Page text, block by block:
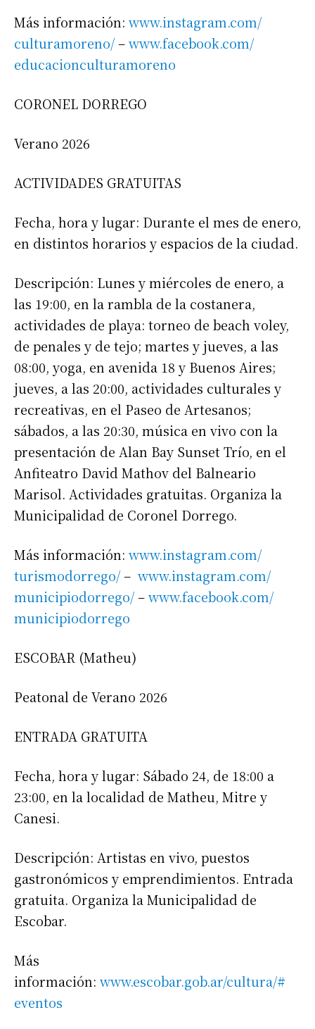
Más información: www.instagram.com/
culturamoreno/–www.facebook.com/
educacionculturamoreno
CORONEL DORREGO
Verano 2026
ACTIVIDADES GRATUITAS
Fecha, hora y lugar: Durante el mes de enero,
en distintos horarios y espacios de la ciudad.
Descripción: Lunes y miércoles de enero, a
las 19:00, en la rambla de la costanera,
actividades de playa: torneo de beach voley,
de penales y de tejo; martes y jueves, a las
08:00, yoga, en avenida 18 y Buenos Aires;
jueves, a las 20:00, actividades culturales y
recreativas, en el Paseo de Artesanos;
sábados, a las 20:30, música en vivo con la
presentación de Alan Bay Sunset Trío, en el
Anfiteatro David Mathov del Balneario
Marisol. Actividades gratuitas. Organiza la
Municipalidad de Coronel Dorrego.
Más información: www.instagram.com/
turismodorrego/– www.instagram.com/
municipiodorrego/–www.facebook.com/
municipiodorrego
ESCOBAR (Matheu)
Peatonal de Verano 2026
ENTRADA GRATUITA
Fecha, hora y lugar: Sábado 24, de 18:00 a
23:00, en la localidad de Matheu, Mitre y
Canesi.
Descripción: Artistas en vivo, puestos
gastronómicos y emprendimientos. Entrada
gratuita. Organiza la Municipalidad de
Escobar.
Más
información: www.escobar.gob.ar/cultura/#
eventos